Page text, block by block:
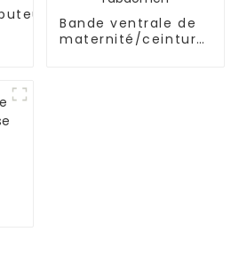
Bande ventrale de
maternité/ceinture